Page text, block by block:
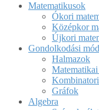
Matematikusok
Ókori
Középkor
Újkori
Gondolkodási
Halmazok
Gráfok
Algebra